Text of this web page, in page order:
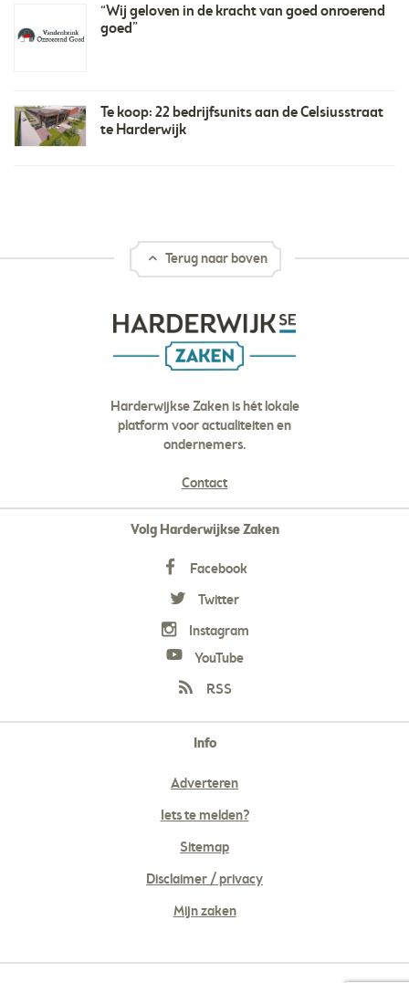
“Wij geloven in de kracht van goed onroerend
goed”
Te koop: 22 bedrijfsunits aan de Celsiusstraat
te Harderwijk
Terug naar boven
Harderwijkse Zaken is hét lokale
platform voor actualiteiten en
ondernemers.
Contact
Volg Harderwijkse Zaken
Facebook
Twitter
Instagram
YouTube
RSS
Info
Adverteren
Iets te melden?
Sitemap
Disclaimer / privacy
Mijn zaken